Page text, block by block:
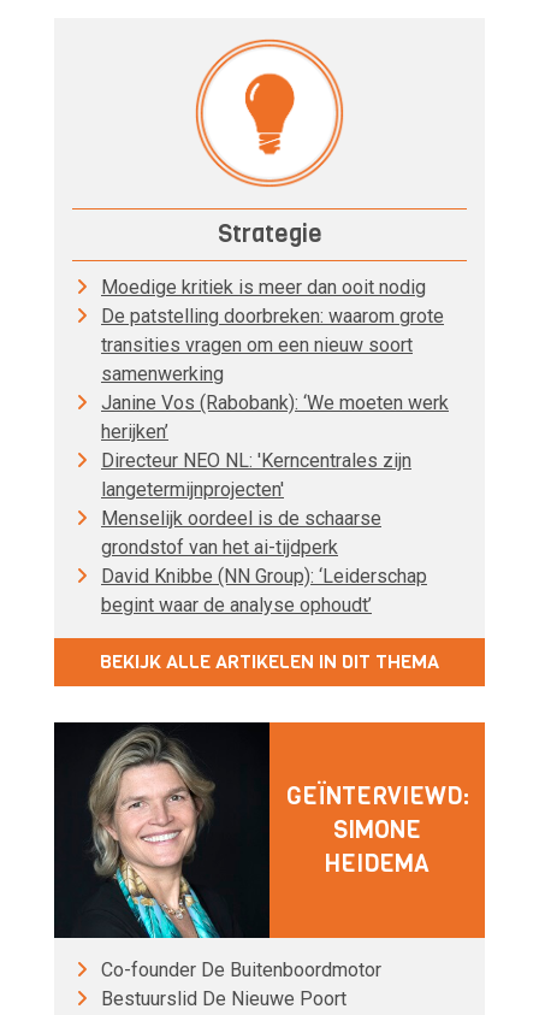
Strategie
Moedige kritiek is meer dan ooit nodig
De patstelling doorbreken: waarom grote
transities vragen om een nieuw soort
samenwerking
Janine Vos (Rabobank): ‘We moeten werk
herijken’
Directeur NEO NL: 'Kerncentrales zijn
langetermijnprojecten'
Menselijk oordeel is de schaarse
grondstof van het ai-tijdperk
David Knibbe (NN Group): ‘Leiderschap
begint waar de analyse ophoudt’
BEKIJK ALLE ARTIKELEN IN DIT THEMA
GEÏNTERVIEWD:
SIMONE
HEIDEMA
Co-founder De Buitenboordmotor
Bestuurslid De Nieuwe Poort